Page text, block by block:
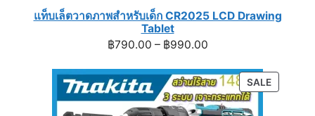
แท็บเล็ตวาดภาพสำหรับเด็ก CR2025 LCD Drawing
Tablet
฿790.00 – ฿990.00Price
฿790.00
through
฿990.00
SALE
ON